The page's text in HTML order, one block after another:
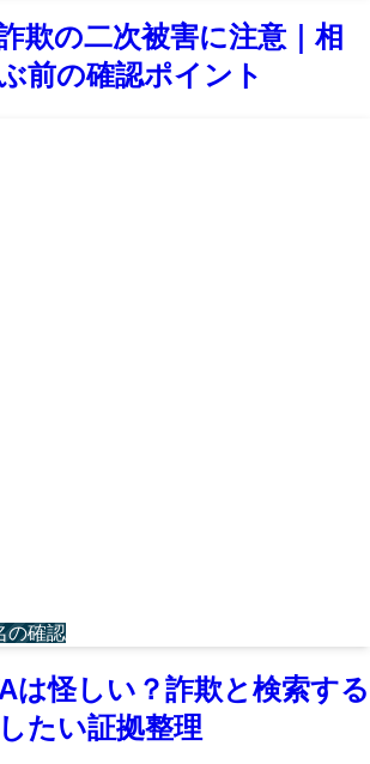
欺の二次被害に注意｜相
前の確認ポイント
の確認
は怪しい？詐欺と検索する
たい証拠整理